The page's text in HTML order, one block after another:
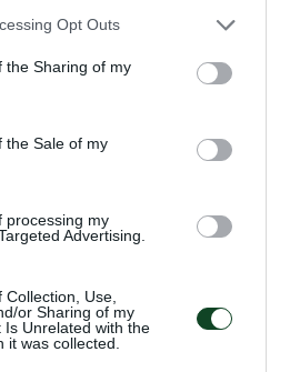
app uses one or more Google
usage behaviour. You may click to
Google and its third-party tags to
specified purposes in below Google
Opt Outs
the Sharing of my
the Sale of my
processing my
Advertising.
Use,
or Sharing of my
Is Unrelated with the
it was collected.
ΑΚΑ∆ΗΜΙΑ
είναι τεράστιο και έχει
στενά ελληνικά σύνορα. Είναι
του μεγαλύτερου Συλλόγου
του.